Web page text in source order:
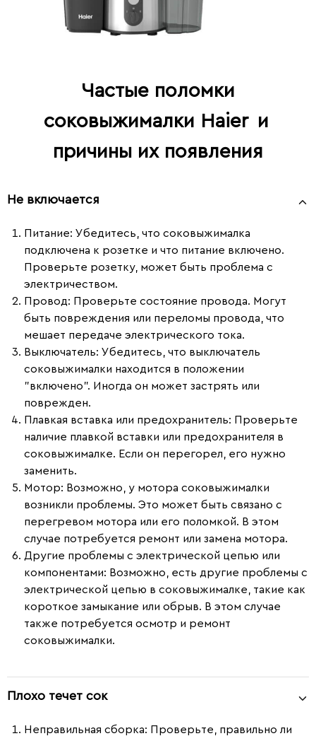
Частые поломки
соковыжималки Haier и
причины их появления
Не включается
Питание: Убедитесь, что соковыжималка
подключена к розетке и что питание включено.
Проверьте розетку, может быть проблема с
электричеством.
Провод: Проверьте состояние провода. Могут
быть повреждения или переломы провода, что
мешает передаче электрического тока.
Выключатель: Убедитесь, что выключатель
соковыжималки находится в положении
"включено". Иногда он может застрять или
поврежден.
Плавкая вставка или предохранитель: Проверьте
наличие плавкой вставки или предохранителя в
соковыжималке. Если он перегорел, его нужно
заменить.
Мотор: Возможно, у мотора соковыжималки
возникли проблемы. Это может быть связано с
перегревом мотора или его поломкой. В этом
случае потребуется ремонт или замена мотора.
Другие проблемы с электрической цепью или
компонентами: Возможно, есть другие проблемы с
электрической цепью в соковыжималке, такие как
короткое замыкание или обрыв. В этом случае
также потребуется осмотр и ремонт
соковыжималки.
Плохо течет сок
Неправильная сборка: Проверьте, правильно ли